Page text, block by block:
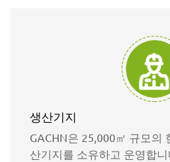
생산기지
GACHN은 25,000㎡ 규모의
산기지를 소유하고 운영합